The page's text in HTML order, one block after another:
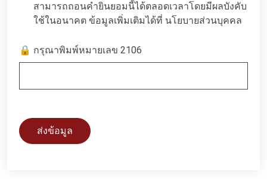
สามารถถอนคำยินยอมนี้ได้ตลอดเวลาโดยมีผลบังคับ
ใช้ในอนาคต ข้อมูลเพิ่มเติมได้ที่ นโยบายส่วนบุคคล
🔒 กรุณาพิมพ์หมายเลข 2106
ส่งข้อมูล